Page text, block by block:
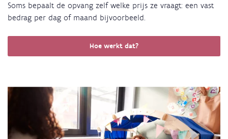
Soms bepaalt de opvang zelf welke prijs ze vraagt: een vast
bedrag per dag of maand bijvoorbeeld.
Hoe werkt dat?